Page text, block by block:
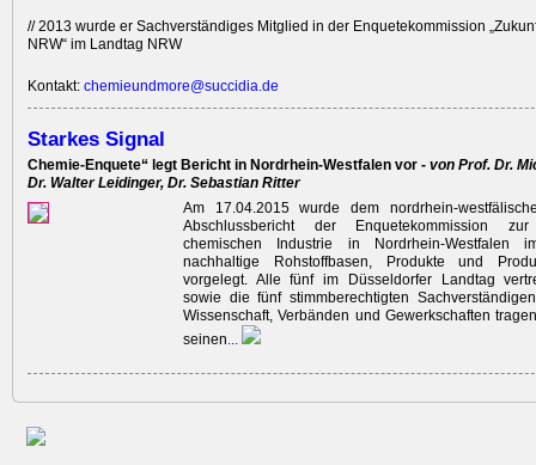
// 2013 wurde er Sachverständiges Mitglied in der Enquetekommission
NRW“ im Landtag NRW
Kontakt: chemieundmore@succidia.de
Starkes Signal
Chemie-Enquete“ legt Bericht in Nordrhein-Westfalen vor - von Prof. Dr.
Dr. Walter Leidinger, Dr. Sebastian Ritter
Am 17.04.2015 wurde dem nordrhein-
Abschlussbericht der Enquetekommission
chemischen Industrie in Nordrhein-Westfalen
nachhaltige Rohstoffbasen, Produkte und
vorgelegt. Alle fünf im Düsseldorfer Landtag
sowie die fünf stimmberechtigten
Wissenschaft, Verbänden und Gewerkschaften
seinen...